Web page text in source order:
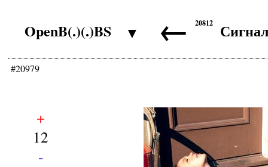
OpenB(.)(.)BS ▼ ← Сигнал
20812
#20979
+
12
-